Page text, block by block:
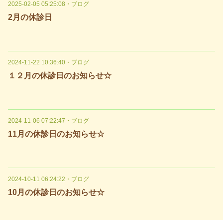
2025-02-05 05:25:08 ・ ブログ
2月の休診日
2024-11-22 10:36:40 ・ ブログ
１２月の休診日のお知らせ☆
2024-11-06 07:22:47 ・ ブログ
11月の休診日のお知らせ☆
2024-10-11 06:24:22 ・ ブログ
10月の休診日のお知らせ☆